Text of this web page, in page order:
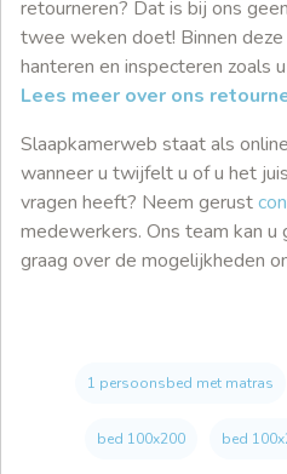
retourneren? Dat is bij ons
twee weken doet! Binnen
hanteren en inspecteren zoals
Lees meer over ons
Slaapkamerweb staat als
wanneer u twijfelt u of u het
vragen heeft? Neem gerust
medewerkers. Ons team kan
graag over de mogelijkheden
1 persoonsbed met matras
bed 100x200 bed